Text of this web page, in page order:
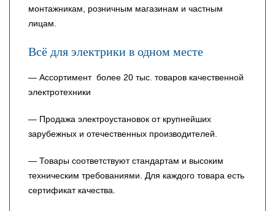
монтажникам, розничным магазинам и частным
лицам.
Всё для электрики в одном месте
— Ассортимент более 20 тыс. товаров качественной
электротехники
— Продажа электроустановок от крупнейших
зарубежных и отечественных производителей.
— Товары соответствуют стандартам и высоким
техническим требованиями. Для каждого товара есть
сертификат качества.